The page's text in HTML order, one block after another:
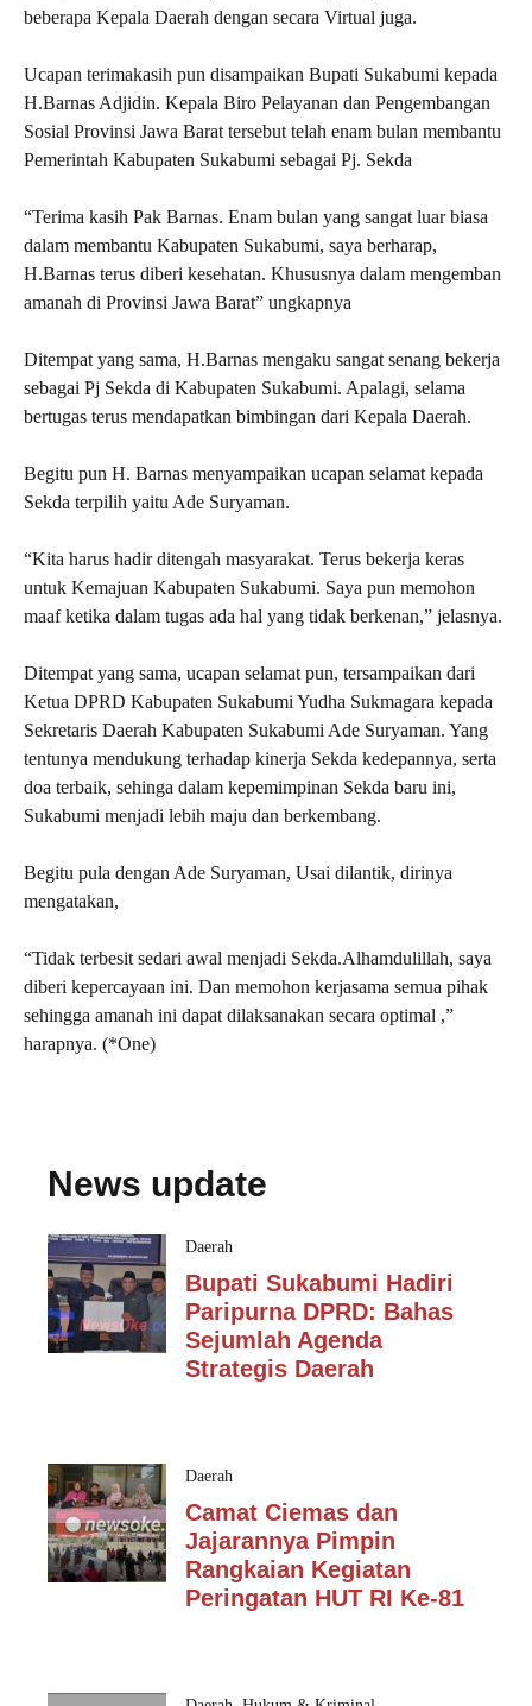
beberapa Kepala Daerah dengan secara Virtual juga.
Ucapan terimakasih pun disampaikan Bupati Sukabumi kepada
H.Barnas Adjidin. Kepala Biro Pelayanan dan Pengembangan
Sosial Provinsi Jawa Barat tersebut telah enam bulan membantu
Pemerintah Kabupaten Sukabumi sebagai Pj. Sekda
“Terima kasih Pak Barnas. Enam bulan yang sangat luar biasa
dalam membantu Kabupaten Sukabumi, saya berharap,
H.Barnas terus diberi kesehatan. Khususnya dalam mengemban
amanah di Provinsi Jawa Barat” ungkapnya
Ditempat yang sama, H.Barnas mengaku sangat senang bekerja
sebagai Pj Sekda di Kabupaten Sukabumi. Apalagi, selama
bertugas terus mendapatkan bimbingan dari Kepala Daerah.
Begitu pun H. Barnas menyampaikan ucapan selamat kepada
Sekda terpilih yaitu Ade Suryaman.
“Kita harus hadir ditengah masyarakat. Terus bekerja keras
untuk Kemajuan Kabupaten Sukabumi. Saya pun memohon
maaf ketika dalam tugas ada hal yang tidak berkenan,” jelasnya.
Ditempat yang sama, ucapan selamat pun, tersampaikan dari
Ketua DPRD Kabupaten Sukabumi Yudha Sukmagara kepada
Sekretaris Daerah Kabupaten Sukabumi Ade Suryaman. Yang
tentunya mendukung terhadap kinerja Sekda kedepannya, serta
doa terbaik, sehinga dalam kepemimpinan Sekda baru ini,
Sukabumi menjadi lebih maju dan berkembang.
Begitu pula dengan Ade Suryaman, Usai dilantik, dirinya
mengatakan,
“Tidak terbesit sedari awal menjadi Sekda.Alhamdulillah, saya
diberi kepercayaan ini. Dan memohon kerjasama semua pihak
sehingga amanah ini dapat dilaksanakan secara optimal ,”
harapnya. (*One)
News update
Daerah
Bupati Sukabumi Hadiri
Paripurna DPRD: Bahas
Sejumlah Agenda
Strategis Daerah
Daerah
Camat Ciemas dan
Jajarannya Pimpin
Rangkaian Kegiatan
Peringatan HUT RI Ke-81